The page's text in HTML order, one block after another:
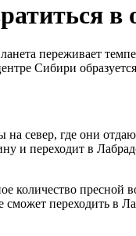
в
переживает
Сибири
север, где они
и переходит в
количество
переходить в